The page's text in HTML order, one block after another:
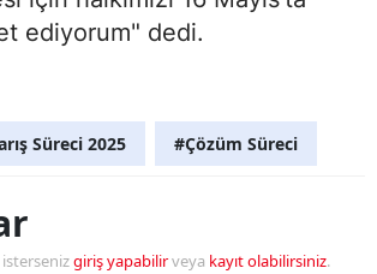
ediyorum" dedi.
Süreci 2025 #Çözüm Süreci
giriş yapabilirveya kayıt olabilirsiniz.